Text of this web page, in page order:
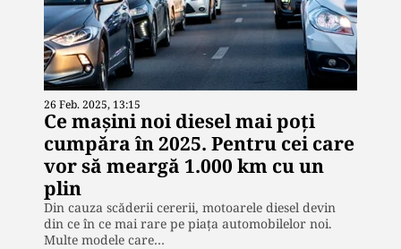
26 Feb. 2025, 13:15
Ce maşini noi diesel mai poţi
cumpăra în 2025. Pentru cei care
vor să meargă 1.000 km cu un
plin
Din cauza scăderii cererii, motoarele diesel devin
din ce în ce mai rare pe piața automobilelor noi.
Multe modele care…